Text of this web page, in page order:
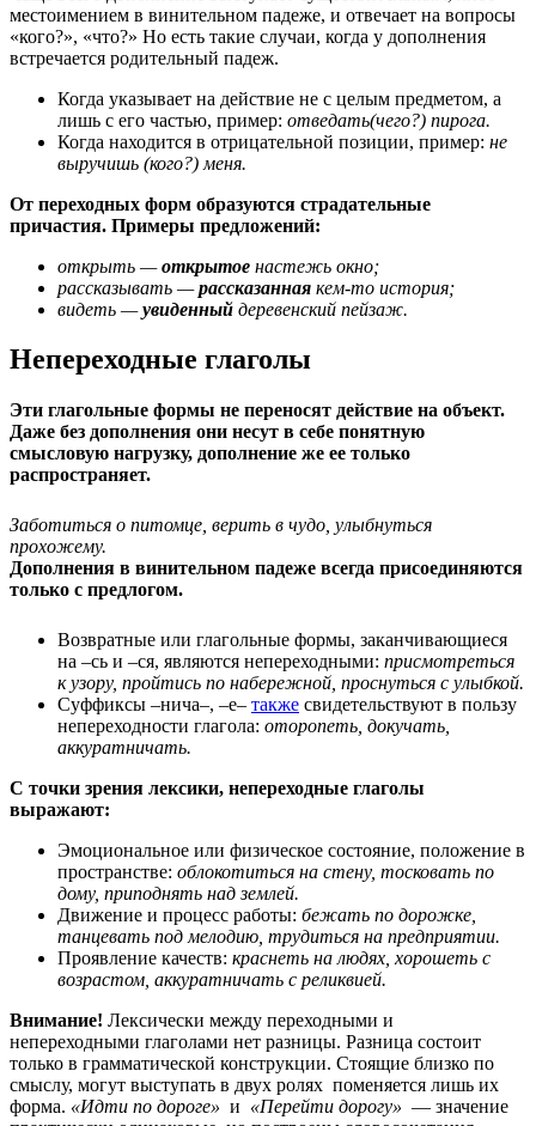
местоимением в винительном падеже, и отвечает на вопросы
«кого?», «что?» Но есть такие случаи, когда у дополнения
встречается родительный падеж.
Когда указывает на действие не с целым предметом, а
лишь с его частью, пример: отведать(чего?) пирога.
Когда находится в отрицательной позиции, пример: не
выручишь (кого?) меня.
От переходных форм образуются страдательные
причастия. Примеры предложений:
открыть —открытое настежь окно;
рассказывать —рассказанная кем-то история;
видеть —увиденный деревенский пейзаж.
Непереходные глаголы
Эти глагольные формы не переносят действие на объект.
Даже без дополнения они несут в себе понятную
смысловую нагрузку, дополнение же ее только
распространяет.
Заботиться о питомце, верить в чудо, улыбнуться
прохожему.
Дополнения в винительном падеже всегда присоединяются
только с предлогом.
Возвратные или глагольные формы, заканчивающиеся
на –сь и –ся, являются непереходными: присмотреться
к узору, пройтись по набережной, проснуться с улыбкой.
Суффиксы –нича–, –е– также свидетельствуют в пользу
непереходности глагола: оторопеть, докучать,
аккуратничать.
С точки зрения лексики, непереходные глаголы
выражают:
Эмоциональное или физическое состояние, положение в
пространстве: облокотиться на стену, тосковать по
дому, приподнять над землей.
Движение и процесс работы: бежать по дорожке,
танцевать под мелодию, трудиться на предприятии.
Проявление качеств: краснеть на людях, хорошеть с
возрастом, аккуратничать с реликвией.
Внимание! Лексически между переходными и
непереходными глаголами нет разницы. Разница состоит
только в грамматической конструкции. Стоящие близко по
смыслу, могут выступать в двух ролях поменяется лишь их
форма. «Идти по дороге» и «Перейти дорогу» — значение